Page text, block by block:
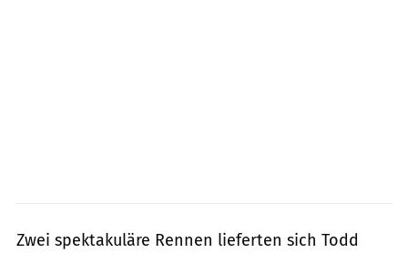
Zwei spektakuläre Rennen lieferten sich Todd